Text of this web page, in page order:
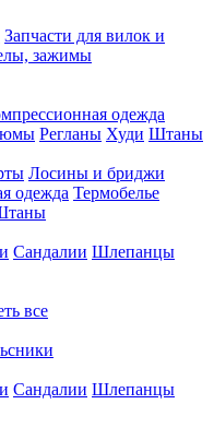
Запчасти для вилок и
зажимы
одежда
Регланы Худи Штаны
Лосины и бриджи
одежда Термобелье
Сандалии Шлепанцы
все
Сандалии Шлепанцы